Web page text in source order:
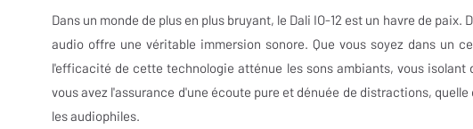
Dans un monde de plus en plus bruyant, le Dali IO-12 est un havre de
audio offre une véritable immersion sonore. Que vous soyez dans un
l'efficacité de cette technologie atténue les sons ambiants, vous isolant
vous avez l'assurance d'une écoute pure et dénuée de distractions,
les audiophiles.